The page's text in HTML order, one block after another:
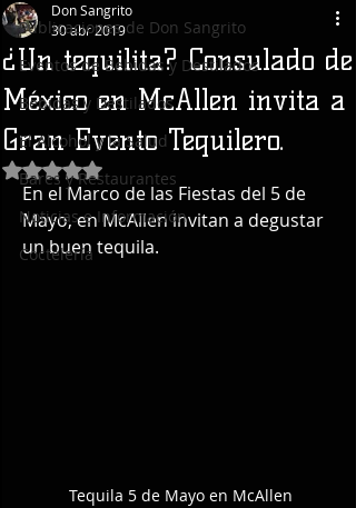
Publicaciones de Don Sangrito
Eventos de Bebidas y Destilados
Bebidas y Destilados
El Alcohol y la Salud
Bares y Restaurantes
Noticias e Información
Coctelería
¿Un tequilita? Consulado de
México en McAllen invita a
Gran Evento Tequilero.
Don Sangrito
30 abr 2019
Obtuvo NaN de 5 estrellas.
En el Marco de las Fiestas del 5 de
Mayo, en McAllen invitan a degustar
un buen tequila.
Tequila 5 de Mayo en McAllen